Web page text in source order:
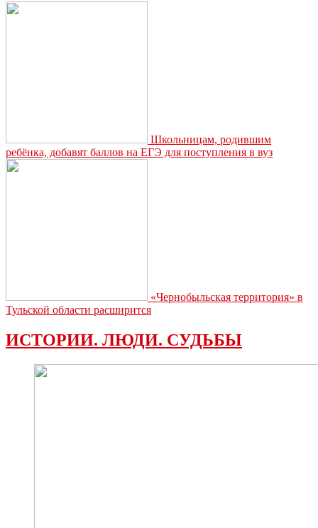
Школьницам, родившим
ребёнка, добавят баллов на ЕГЭ для поступления в вуз
«Чернобыльская территория» в
Тульской области расширится
ИСТОРИИ. ЛЮДИ. СУДЬБЫ